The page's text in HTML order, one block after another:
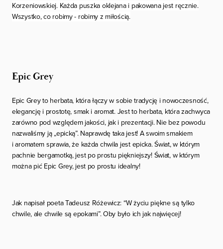
Korzeniowskiej. Każda puszka oklejana i pakowana jest ręcznie.
Wszystko, co robimy - robimy z miłością.
Epic Grey
Epic Grey to herbata, która łączy w sobie tradycję i nowoczesność,
elegancję i prostotę, smak i aromat. Jest to herbata, która zachwyca
zarówno pod względem jakości, jak i prezentacji. Nie bez powodu
nazwaliśmy ją „epicką”. Naprawdę taka jest! A swoim smakiem
i aromatem sprawia, że każda chwila jest epicka.Świat, w którym
pachnie bergamotką, jest po prostu piękniejszy! Świat, w którym
można pić Epic Grey, jest po prostu idealny!
Jak napisał poeta Tadeusz Różewicz: “W życiu piękne są tylko
chwile, ale chwile są epokami”.Oby było ich jak najwięcej!